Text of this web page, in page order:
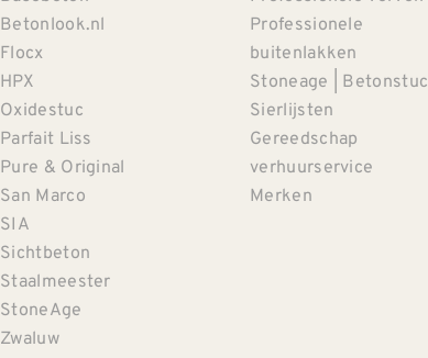
Betonlook.nl
Flocx
HPX
Oxidestuc
Parfait Liss
Pure & Original
San Marco
SIA
Sichtbeton
Staalmeester
StoneAge
Zwaluw
Professionele
buitenlakken
Stoneage | Betonstuc
Sierlijsten
Gereedschap
verhuurservice
Merken